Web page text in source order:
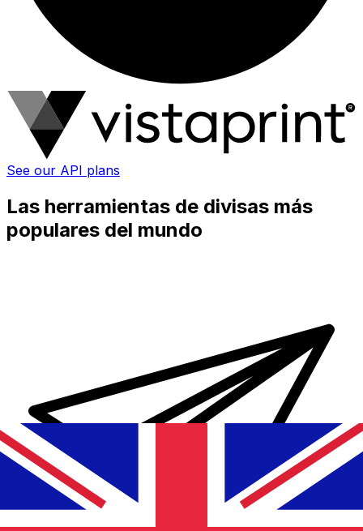
See our API plans
Las herramientas de divisas más
populares del mundo